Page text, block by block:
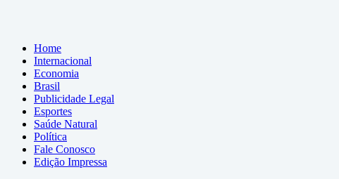
Home
Internacional
Economia
Brasil
Publicidade Legal
Esportes
Saúde Natural
Política
Fale Conosco
Edição Impressa